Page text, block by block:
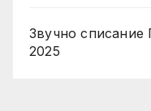
Звучно
2025